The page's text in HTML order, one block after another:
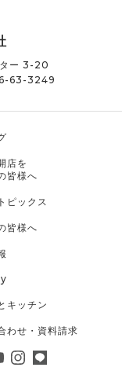
ー 3-20
63-3249
店を
皆様へ
ピックス
皆様へ
キッチン
わせ・資料請求